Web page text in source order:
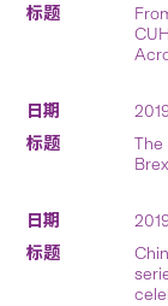
The